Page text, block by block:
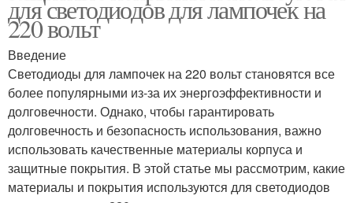
для светодиодов для лампочек на
220 вольт
Введение
Светодиоды для лампочек на 220 вольт становятся все
более популярными из-за их энергоэффективности и
долговечности. Однако, чтобы гарантировать
долговечность и безопасность использования, важно
использовать качественные материалы корпуса и
защитные покрытия. В этой статье мы рассмотрим, какие
материалы и покрытия используются для светодиодов